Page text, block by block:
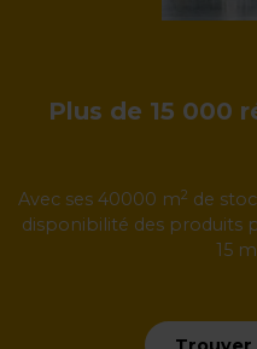
Plus de 15 000
Avec ses 40000 m2 de
disponibilité des produits
15